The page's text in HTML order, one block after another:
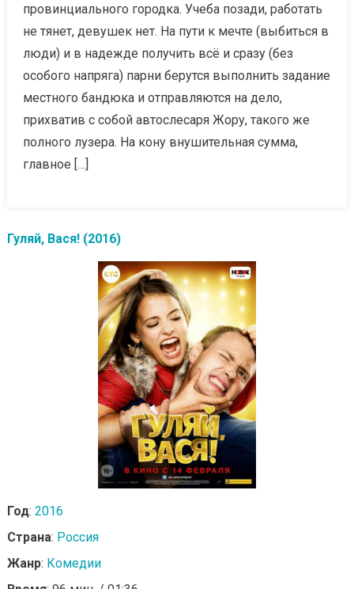
провинциального городка. Учеба позади, работать
не тянет, девушек нет. На пути к мечте (выбиться в
люди) и в надежде получить всё и сразу (без
особого напряга) парни берутся выполнить задание
местного бандюка и отправляются на дело,
прихватив с собой автослесаря Жору, такого же
полного лузера. На кону внушительная сумма,
главное […]
Гуляй, Вася! (2016)
Год: 2016
Страна: Россия
Жанр: Комедии